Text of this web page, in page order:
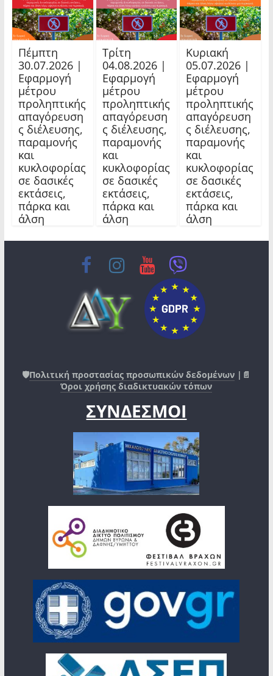
Πέμπτη
30.07.2026 |
Εφαρμογή
μέτρου
προληπτικής
απαγόρευση
ς διέλευσης,
παραμονής
και
κυκλοφορίας
σε δασικές
εκτάσεις,
πάρκα και
άλση
Τρίτη
04.08.2026 |
Εφαρμογή
μέτρου
προληπτικής
απαγόρευση
ς διέλευσης,
παραμονής
και
κυκλοφορίας
σε δασικές
εκτάσεις,
πάρκα και
άλση
Κυριακή
05.07.2026 |
Εφαρμογή
μέτρου
προληπτικής
απαγόρευση
ς διέλευσης,
παραμονής
και
κυκλοφορίας
σε δασικές
εκτάσεις,
πάρκα και
άλση
🛡️Πολιτική προστασίας προσωπικών δεδομένων |📄
Όροι χρήσης διαδικτυακών τόπων
ΣΥΝΔΕΣΜΟΙ